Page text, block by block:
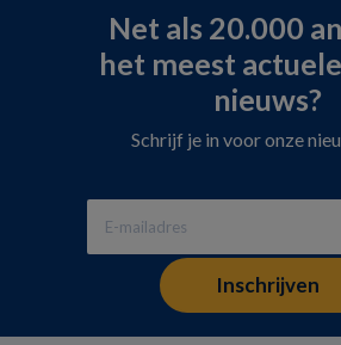
Net als 20.000
het meest
nieuws?
Schrijf je in voor onze